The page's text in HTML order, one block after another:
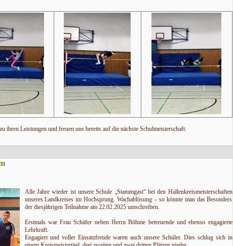
ihren Leistungen und freuen uns bereits auf die nächste Schulmeisterschaft.
Alle Jahre wieder ist unsere Schule „Stammgast“ bei den Hallenkreismeisterschaften
unseres Landkreises im Hochsprung. Wachablösung – so könnte man das Besonders
der diesjährigen Teilnahme am 22.02.2025 umschreiben.
Erstmals war Frau Schäfer neben Herrn Böhme betreuende und ebenso engagierte
Lehrkraft.
Engagiert und voller Einsatzfreude waren auch unsere Schüler. Dies schlug sich in